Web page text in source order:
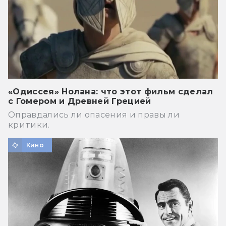
«Одиссея» Нолана: что этот фильм сделал
с Гомером и Древней Грецией
Оправдались ли опасения и правы ли
критики.
Кино